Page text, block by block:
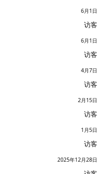
6月1日
访客
6月1日
访客
4月7日
访客
2月15日
访客
1月5日
访客
2025年12月28日